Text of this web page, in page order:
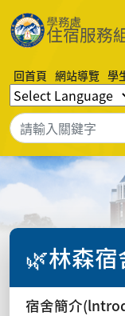
回首頁 網站導覽 學
🌿林森宿
宿舍簡介